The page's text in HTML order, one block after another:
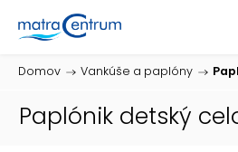
Domov / Vankúše a paplóny /
Paplónik detský